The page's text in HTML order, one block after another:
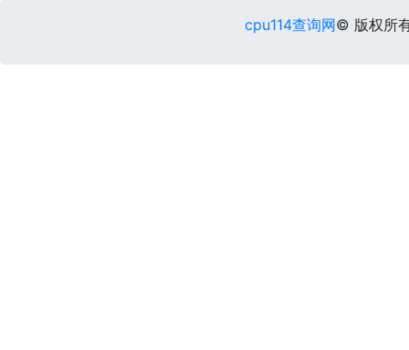
cpu114查询网© 版权所